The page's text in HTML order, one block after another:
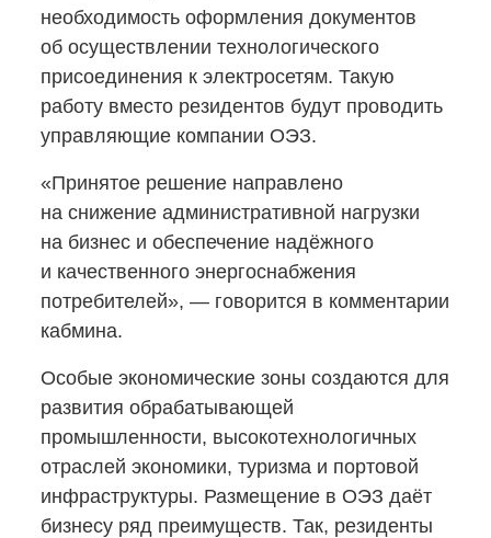
необходимость оформления документов
об осуществлении технологического
присоединения к электросетям. Такую
работу вместо резидентов будут проводить
управляющие компании ОЭЗ.
«Принятое решение направлено
на снижение административной нагрузки
на бизнес и обеспечение надёжного
и качественного энергоснабжения
потребителей», — говорится в комментарии
кабмина.
Особые экономические зоны создаются для
развития обрабатывающей
промышленности, высокотехнологичных
отраслей экономики, туризма и портовой
инфраструктуры. Размещение в ОЭЗ даёт
бизнесу ряд преимуществ. Так, резиденты